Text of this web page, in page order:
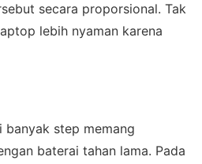
secara proporsional. Tak
lebih nyaman karena
banyak step memang
baterai tahan lama. Pada